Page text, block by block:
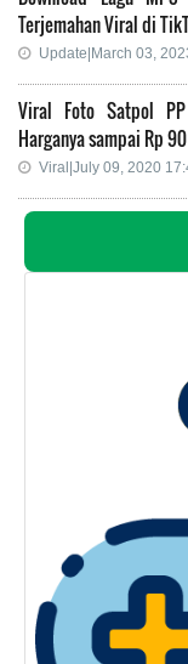
Terjemahan Viral di
Update|March 03,
Viral Foto Satpol
Harganya sampai Rp
Viral|July 09, 2020